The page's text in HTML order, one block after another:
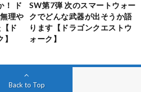
！ ド
理や
ド
SW第7弾 次のスマートウォー
クでどんな武器が出そうか語
ります【ドラゴンクエストウ
ォーク】
Back to Top